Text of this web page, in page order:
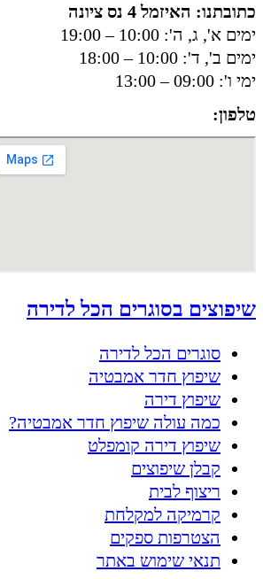
כתובתנו: האיזמל 4 נס ציונה
ימים א', ג, ה': 10:00 – 19:00
ימים ב', ד': 10:00 – 18:00
ימי ו': 09:00 – 13:00
טלפון:
שיפוצים בסוגרים הכל לדירה
סוגרים הכל לדירה
שיפוץ חדר אמבטיה
שיפוץ דירה
כמה עולה שיפוץ חדר אמבטיה?
שיפוץ דירה קומפלט
קבלן שיפוצים
ריצוף לבית
קרמיקה למקלחת
הצטרפות ספקים
תנאי שימוש באתר